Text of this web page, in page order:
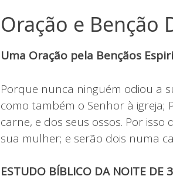
Oração e Benção
Uma Oração pela Bençãos
Porque nunca ninguém odiou a
como também o Senhor à
carne, e dos seus ossos. Por
sua mulher; e serão dois numa
ESTUDO BÍBLICO DA NOITE DE